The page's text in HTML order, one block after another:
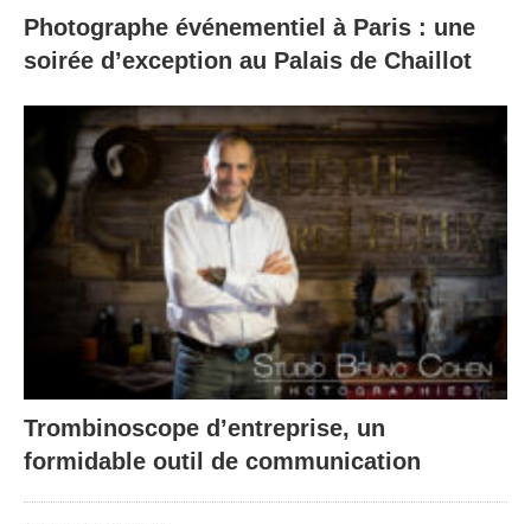
Photographe événementiel à Paris : une
soirée d’exception au Palais de Chaillot
Trombinoscope d’entreprise, un
formidable outil de communication